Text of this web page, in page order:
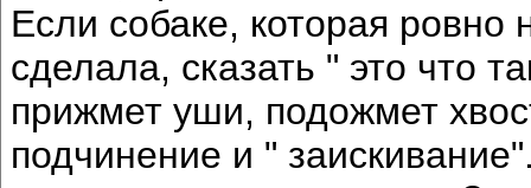
Если собаке, которая ровно
сделала, сказать " это что
прижмет уши, подожмет
подчинение и "